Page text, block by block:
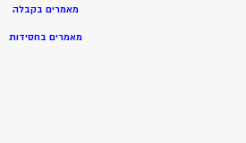
מאמרים בקבלה
מאמרים בחסידות